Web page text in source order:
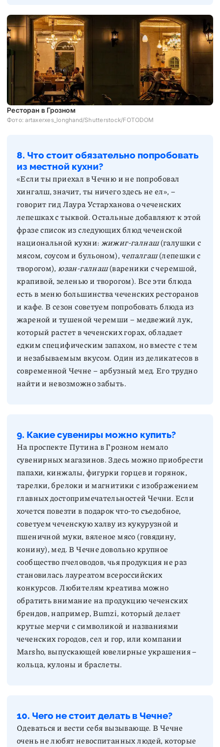
Ресторан в Грозном
Фото: artaxerxes_longhand/Shutterstock/FOTODOM
8. Что стоит обязательно попробовать
из местной кухни?
«Если ты приехал в Чечню и не попробовал
хингалш, значит, ты ничего здесь не ел», –
говорит гид Лаура Устарханова о чеченских
лепешках с тыквой. Остальные добавляют к этой
фразе список из следующих блюд чеченской
национальной кухни: жижиг-галнаш(галушки с
мясом, соусом и бульоном), чепалгаш(лепешки с
творогом),юзан-галнаш(вареники с черемшой,
крапивой, зеленью и творогом). Все эти блюда
есть в меню большинства чеченских ресторанов
и кафе. В сезон советуем попробовать блюда из
жареной и тушеной черемши – медвежий лук,
который растет в чеченских горах, обладает
едким специфическим запахом, но вместе с тем
и незабываемым вкусом. Один из деликатесов в
современной Чечне – арбузный мед. Его трудно
найти и невозможно забыть.
9. Какие сувениры можно купить?
На проспекте Путина в Грозном немало
сувенирных магазинов. Здесь можно приобрести
папахи, кинжалы, фигурки горцев и горянок,
тарелки, брелоки и магнитики с изображением
главных достопримечательностей Чечни. Если
хочется повезти в подарок что-то съедобное,
советуем чеченскую халву из кукурузной и
пшеничной муки, вяленое мясо (говядину,
конину), мед. В Чечне довольно крупное
сообщество пчеловодов, чья продукция не раз
становилась лауреатом всероссийских
конкурсов. Любителям креатива можно
обратить внимание на продукцию чеченских
брендов, например, Bumzi, который делает
крутые мерчи с символикой и названиями
чеченских городов, сел и гор, или компании
Marsho, выпускающей ювелирные украшения –
кольца, кулоны и браслеты.
10. Чего не стоит делать в Чечне?
Одеваться и вести себя вызывающе. В Чечне
очень не любят невоспитанных людей, которые